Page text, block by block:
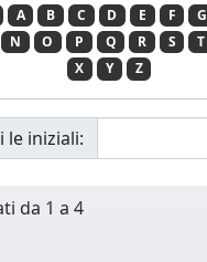
A B C D E F G
N O P Q R S T
X
Y Z
le iniziali:
da 1 a 4